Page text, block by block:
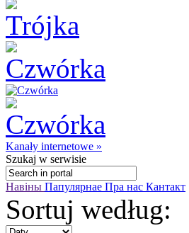
Kanały internetowe »
Szukaj w serwisie
Навіны Папулярнае Пра нас Кантакт
Sortuj według: